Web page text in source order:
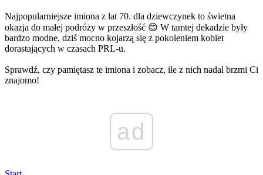
Najpopularniejsze imiona z lat 70. dla dziewczynek to świetna
okazja do małej podróży w przeszłość 😊 W tamtej dekadzie były
bardzo modne, dziś mocno kojarzą się z pokoleniem kobiet
dorastających w czasach PRL-u.
Sprawdź, czy pamiętasz te imiona i zobacz, ile z nich nadal brzmi Ci
znajomo!
ad